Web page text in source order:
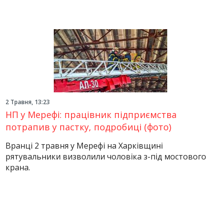
2 Травня, 13:23
НП у Мерефі: працівник підприємства
потрапив у пастку, подробиці (фото)
Вранці 2 травня у Мерефі на Харківщині
рятувальники визволили чоловіка з-під мостового
крана.